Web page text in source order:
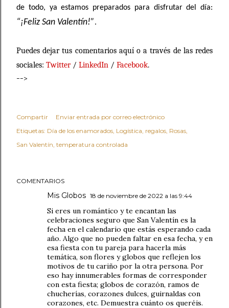
de todo, ya estamos preparados para disfrutar del día:
“¡Feliz San Valentín!”.
Puedes dejar tus comentarios aquí o a través de las redes
sociales: Twitter / LinkedIn / Facebook.
-->
Compartir
Enviar entrada por correo electrónico
Etiquetas: Día de los enamorados Logística regalos Rosas
San Valentín temperatura controlada
COMENTARIOS
Mis Globos 18 de noviembre de 2022 a las 9:44
Si eres un romántico y te encantan las
celebraciones seguro que San Valentín es la
fecha en el calendario que estás esperando cada
año. Algo que no pueden faltar en esa fecha, y en
esa fiesta con tu pareja para hacerla más
temática, son flores y globos que reflejen los
motivos de tu cariño por la otra persona. Por
eso hay innumerables formas de corresponder
con esta fiesta; globos de corazón, ramos de
chucherías, corazones dulces, guirnaldas con
corazones, etc. Demuestra cuánto os queréis.